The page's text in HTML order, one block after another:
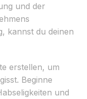
und der
kannst du deinen
erstellen, um
Beginne
und